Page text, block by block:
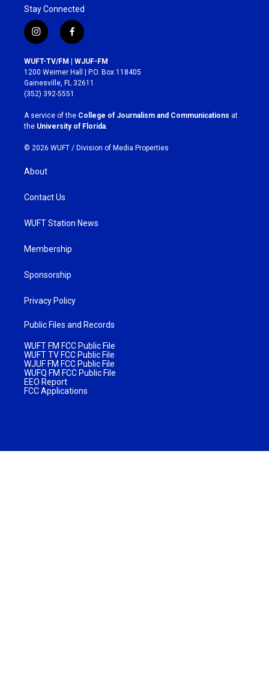
Stay Connected
i
n
s
t
a
g
r
a
m
f
a
c
e
b
o
k
WUFT-TV/FM | WJUF-FM
1200 Weimer Hall | P.O. Box 118405
Gainesville, FL 32611
(352) 392-5551
A service of the College of Journalism and Communications at
the University of Florida
© 2026 WUFT / Division of Media Properties
About
Contact Us
WUFT Station News
Membership
Sponsorship
Privacy Policy
Public Files and Records
WUFT FM FCC Public File
WUFT TV FCC Public File
WJUF FM FCC Public File
WUFQ FM FCC Public File
EEO Report
FCC Applications